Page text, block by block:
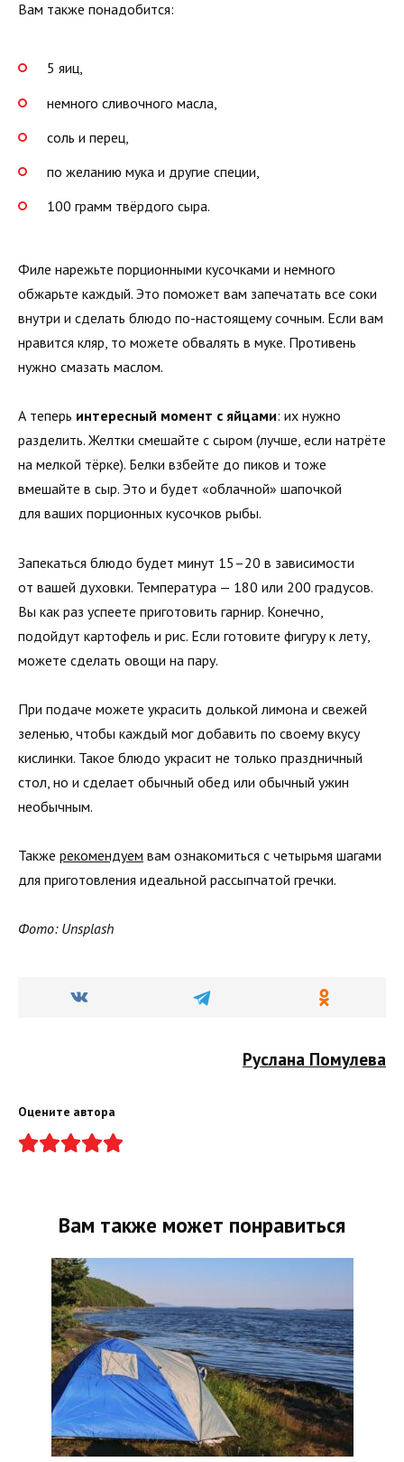
Вам также понадобится:
5 яиц,
немного сливочного масла,
соль и перец,
по желанию мука и другие специи,
100 грамм твёрдого сыра.
Филе нарежьте порционными кусочками и немного
обжарьте каждый. Это поможет вам запечатать все соки
внутри и сделать блюдо по-настоящему сочным. Если вам
нравится кляр, то можете обвалять в муке. Противень
нужно смазать маслом.
А теперь интересный момент с яйцами: их нужно
разделить. Желтки смешайте с сыром (лучше, если натрёте
на мелкой тёрке). Белки взбейте до пиков и тоже
вмешайте в сыр. Это и будет «облачной» шапочкой
для ваших порционных кусочков рыбы.
Запекаться блюдо будет минут 15–20 в зависимости
от вашей духовки. Температура — 180 или 200 градусов.
Вы как раз успеете приготовить гарнир. Конечно,
подойдут картофель и рис. Если готовите фигуру к лету,
можете сделать овощи на пару.
При подаче можете украсить долькой лимона и свежей
зеленью, чтобы каждый мог добавить по своему вкусу
кислинки. Такое блюдо украсит не только праздничный
стол, но и сделает обычный обед или обычный ужин
необычным.
Также рекомендуем вам ознакомиться с четырьмя шагами
для приготовления идеальной рассыпчатой гречки.
Фото: Unsplash
Руслана Помулева
Оцените автора
Вам также может понравиться